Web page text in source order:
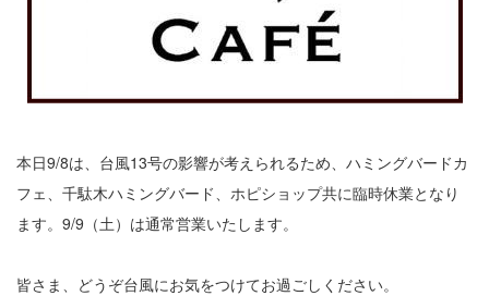
本日9/8は、台風13号の影響が考えられるため、ハミングバードカ
フェ、千駄木ハミングバード、ホピショップ共に臨時休業となり
ます。9/9（土）は通常営業いたします。
皆さま、どうぞ台風にお気をつけてお過ごしください。